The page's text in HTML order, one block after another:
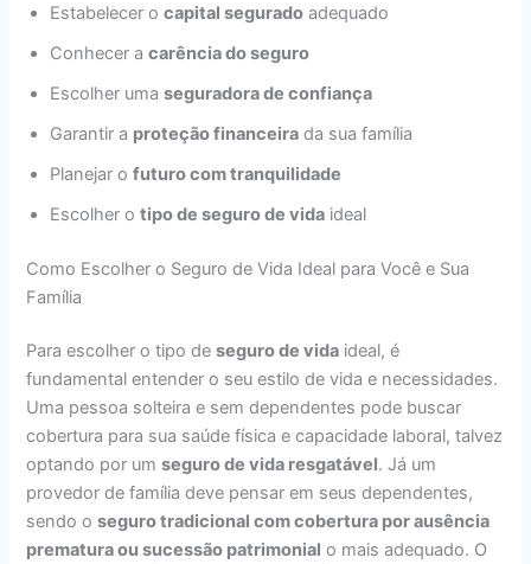
Estabelecer ocapital segurado adequado
Conhecer acarência do seguro
Escolher umaseguradora de confiança
Garantir a proteção financeira da sua família
Planejar ofuturo com tranquilidade
Escolher otipo de seguro de vida ideal
Como Escolher o Seguro de Vida Ideal para Você e Sua
Família
Para escolher o tipo deseguro de vida ideal, é
fundamental entender o seu estilo de vida e necessidades.
Uma pessoa solteira e sem dependentes pode buscar
cobertura para sua saúde física e capacidade laboral, talvez
optando por umseguro de vida resgatável. Já um
provedor de família deve pensar em seus dependentes,
sendo oseguro tradicional com cobertura por ausência
prematura ou sucessão patrimonial o mais adequado. O